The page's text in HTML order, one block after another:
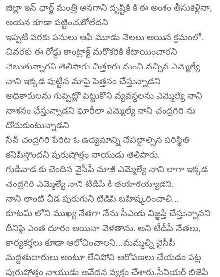
జిల్లా ఇన్ ఛార్జ్ మంత్రి అనగాని దృష్టికి కి ఈ అంశం తీసుకెళ్లినా,
ఆయన కూడా పట్టించుకోలేదని
ఇప్పటి వరకు పనులు ఆపి మూడు నెలలు అయిన క్రమంలో.
చివరకు ఈ రోడ్డు కాంట్రాక్ట్ మరొకరికి కేటాయించారని
చెబుతున్నారని తెలిపారు.చిత్తూరు నుంచి వచ్చిన ఎమ్మెల్యే
నాని ఇక్కడ పుట్టిన మాపై పెత్తనం చేస్తున్నాడని
అధికారులను గుప్పెట్లో పెట్టుకొని వ్యవస్థలను ఎమ్మెల్యే నాని
నాశనం చేస్తున్నాడని ఘోరీలా ఎమ్మెల్యే నాని చంద్రగిరి ను
దోచుకుంటున్నాడని
సేవ్ చంద్రగిరి పేరిట ఓ ఉద్యమాన్ని చేపట్టాల్సిన పరిస్థితి
కనిపిస్తోందని పురుషోత్తం నాయుడు తెలిపారు.
గుడివాడ కు చెందిన వైసీపీ మాజీ ఎమ్మెల్యే నాని లాగా ఇక్కడ
చంద్రగిరి ఎమ్మెల్యే నాని టిడిపి కి తయారయ్యాడని.
నాని లాంటి చీడ పురుగుని టిడిపి బహిష్కరించాలి…
కూటమి లోని ముఖ్య నేతగా నేను సీఎంకు విజ్ఞప్తి చేస్తున్నానని
దీనిపై ఎంత దూరం అయినా వెళతాను. అని టీడీపీ నేతలు,
కార్యకర్తలు కూడా ఆలోచించాలని…మమ్మల్ని వైసీపీ
మద్దతుదారులు అంటూ లేనిపోని ఆరోపణలు చేయడం పట్ల
పురుషోత్తం నాయుడు ఆవేదన వ్యక్తం చేశారు.‌సీనియర్ బిజెపి